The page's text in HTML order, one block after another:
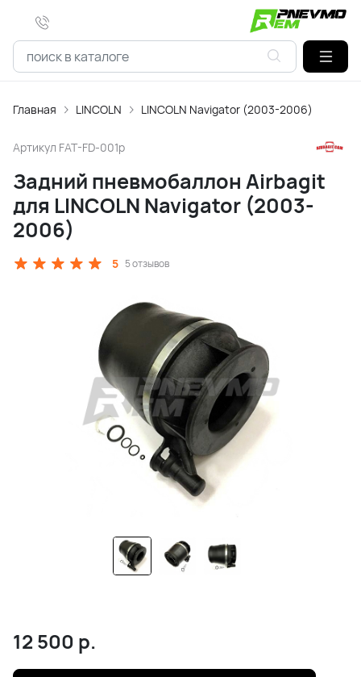
Главная LINCOLN LINCOLN Navigator (2003-2006)
Артикул FAT-FD-001p
Задний пневмобаллон Airbagit
для LINCOLN Navigator (2003-
2006)
5 5 отзывов
12 500 р.